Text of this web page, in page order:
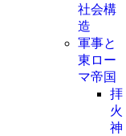
社会構
造
軍事と
東ロー
マ帝国
拝
火
神